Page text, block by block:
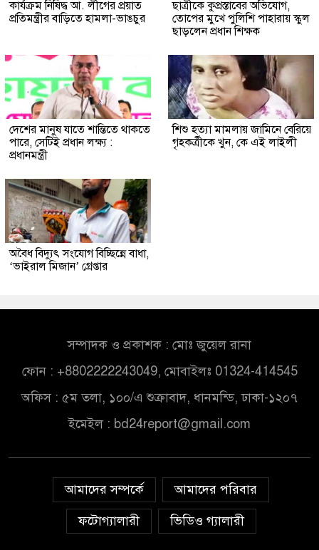
কার্যক্রম নিষিদ্ধ আ. লীগের প্রয়াত
প্রতিমন্ত্রীর বাড়িতে হামলা-ভাঙচুর
ছাত্রীকে কুপ্রস্তাবের অভিযোগ,
তোপের মুখে পুলিশি পাহারায় স্কুল
ছাড়লেন প্রধান শিক্ষক
দেশের মানুষ যাতে শান্তিতে থাকতে
পারে, সেটিই প্রধান লক্ষ্য :
প্রধানমন্ত্রী
শিশু হত্যা মামলায় জামিনে বেরিয়ে
গৃহকর্ত্রীকে খুন, কে এই লাইলী
অবৈধ বিদ্যুৎ সংযোগ বিচ্ছিন্নে বাধা,
‘ভাইরাল মিজান’ গ্রেপ্তার
সম্পাদক ও প্রকাশক : মোঃ জুয়েল রানা
ফোন : +8802222243049, মোবাইলঃ 01324-414545
অফিস : ৫ম তলা, ১০০/এ শুক্রাবাদ, ধানমন্ডি, ঢাকা-১২০৭
ইমেইল : bd24report@gmail.com
আমাদের সম্পর্কে
আমাদের পরিবার
ফটোগ্যালারী
ভিডিও গ্যালারী